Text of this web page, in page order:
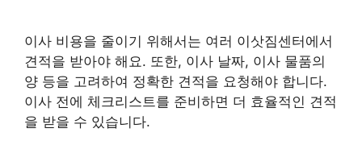
이사 비용을 줄이기 위해서는 여러 이삿짐센터에서
견적을 받아야 해요. 또한, 이사 날짜, 이사 물품의
양 등을 고려하여 정확한 견적을 요청해야 합니다.
이사 전에 체크리스트를 준비하면 더 효율적인 견적
을 받을 수 있습니다.